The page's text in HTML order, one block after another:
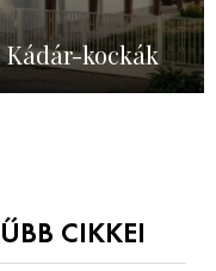
Kádár-kockák
CIKKEI